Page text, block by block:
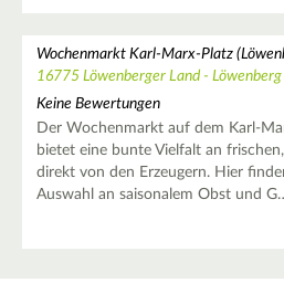
Wochenmarkt Karl-Marx-Platz
16775 Löwenberger Land -
Keine Bewertungen
Der Wochenmarkt auf dem Karl-
bietet eine bunte Vielfalt an
direkt von den Erzeugern. Hier
Auswahl an saisonalem Obst und